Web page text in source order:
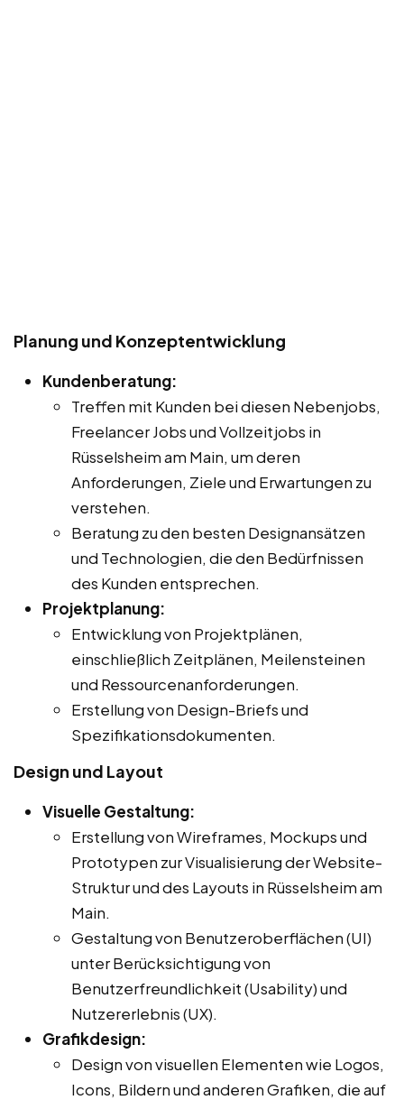
Planung und Konzeptentwicklung
Kundenberatung:
Treffen mit Kunden bei diesen Nebenjobs,
Freelancer Jobs und Vollzeitjobs in
Rüsselsheim am Main, um deren
Anforderungen, Ziele und Erwartungen zu
verstehen.
Beratung zu den besten Designansätzen
und Technologien, die den Bedürfnissen
des Kunden entsprechen.
Projektplanung:
Entwicklung von Projektplänen,
einschließlich Zeitplänen, Meilensteinen
und Ressourcenanforderungen.
Erstellung von Design-Briefs und
Spezifikationsdokumenten.
Design und Layout
Visuelle Gestaltung:
Erstellung von Wireframes, Mockups und
Prototypen zur Visualisierung der Website-
Struktur und des Layouts in Rüsselsheim am
Main.
Gestaltung von Benutzeroberflächen (UI)
unter Berücksichtigung von
Benutzerfreundlichkeit (Usability) und
Nutzererlebnis (UX).
Grafikdesign:
Design von visuellen Elementen wie Logos,
Icons, Bildern und anderen Grafiken, die auf